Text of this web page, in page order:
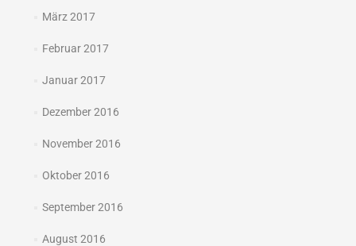
März 2017
Februar 2017
Januar 2017
Dezember 2016
November 2016
Oktober 2016
September 2016
August 2016